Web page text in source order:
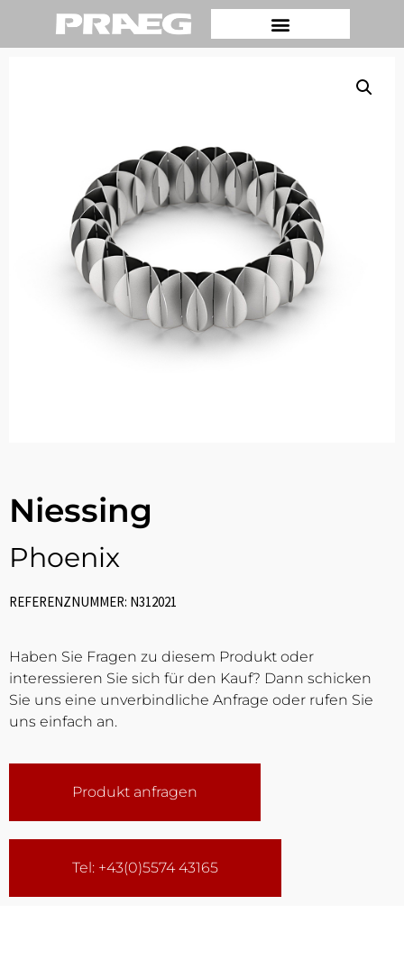
Niessing
Phoenix
REFERENZNUMMER: N312021
Haben Sie Fragen zu diesem Produkt oder
interessieren Sie sich für den Kauf? Dann schicken
Sie uns eine unverbindliche Anfrage oder rufen Sie
uns einfach an.
Produkt anfragen
Tel: +43(0)5574 43165